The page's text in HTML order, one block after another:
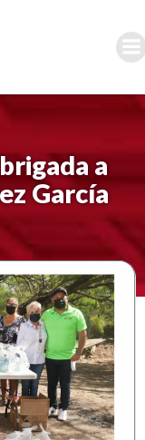
a
García